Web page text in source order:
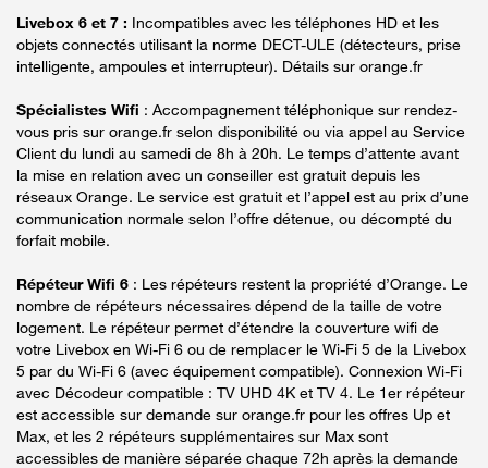
Livebox 6 et 7 : Incompatibles avec les téléphones HD et les
objets connectés utilisant la norme DECT-ULE (détecteurs, prise
intelligente, ampoules et interrupteur). Détails sur orange.fr
Spécialistes Wifi : Accompagnement téléphonique sur rendez-
vous pris sur orange.fr selon disponibilité ou via appel au Service
Client du lundi au samedi de 8h à 20h. Le temps d’attente avant
la mise en relation avec un conseiller est gratuit depuis les
réseaux Orange. Le service est gratuit et l’appel est au prix d’une
communication normale selon l’offre détenue, ou décompté du
forfait mobile.
Répéteur Wifi 6 : Les répéteurs restent la propriété d’Orange. Le
nombre de répéteurs nécessaires dépend de la taille de votre
logement. Le répéteur permet d’étendre la couverture wifi de
votre Livebox en Wi-Fi 6 ou de remplacer le Wi-Fi 5 de la Livebox
5 par du Wi-Fi 6 (avec équipement compatible). Connexion Wi-Fi
avec Décodeur compatible : TV UHD 4K et TV 4. Le 1er répéteur
est accessible sur demande sur orange.fr pour les offres Up et
Max, et les 2 répéteurs supplémentaires sur Max sont
accessibles de manière séparée chaque 72h après la demande